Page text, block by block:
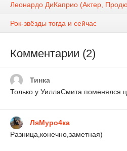
Леонардо ДиКаприо (Актер,
Рок-звёзды тогда и сейчас
Комментарии (2)
Тинка
Только у УиллаСмита поменялся
ЛяМуро4ка
Разница,конечно,заметная)